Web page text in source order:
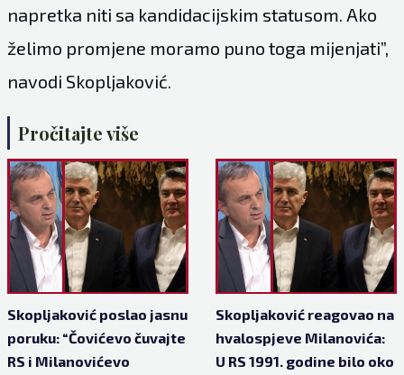
napretka niti sa kandidacijskim statusom. Ako
želimo promjene moramo puno toga mijenjati”,
navodi Skopljaković.
Pročitajte više
Skopljaković poslao jasnu
poruku: “Čovićevo čuvajte
RS i Milanovićevo
Skopljaković reagovao na
hvalospjeve Milanovića:
U RS 1991. godine bilo oko